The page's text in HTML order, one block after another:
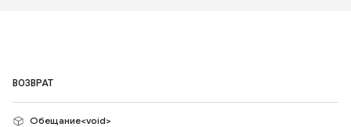
ВОЗВРАТ
Обещание<void>